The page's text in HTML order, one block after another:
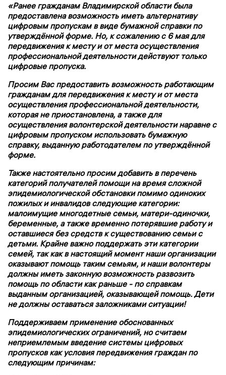
«Ранее гражданам Владимирской области была
предоставлена возможность иметь альтернативу
цифровым пропускам в виде бумажной справки по
утверждённой форме. Но, к сожалению с 6 мая для
передвижения к месту и от места осуществления
профессиональной деятельности действуют только
цифровые пропуска.
Просим Вас предоставить возможность работающим
гражданам для передвижения к месту и от места
осуществления профессиональной деятельности,
которая не приостановлена, а также для
осуществления волонтерской деятельности наравне с
цифровым пропуском использовать бумажную
справку, выданную работодателем по утверждённой
форме.
Также настоятельно просим добавить в перечень
категорий получателей помощи на время сложной
эпидемиологической обстановки помимо одиноких
пожилых и инвалидов следующие категории:
малоимущие многодетные семьи, матери-одиночки,
беременные, а также временно потерявшие работу и
оставшиеся без средств к существованию семьи с
детьми. Крайне важно поддержать эти категории
семей, так как в настоящий момент наши организации
оказывают помощь таким семьям, и наши волонтеры
должны иметь законную возможность развозить
помощь по области как раньше - по справкам
выданным организацией, оказывающей помощь. Дети
не должны оставаться заложниками ситуации!
Поддерживаем применение обоснованных
эпидемиологических ограничений, но считаем
неприемлемым введение системы цифровых
пропусков как условия передвижения граждан по
следующим причинам: